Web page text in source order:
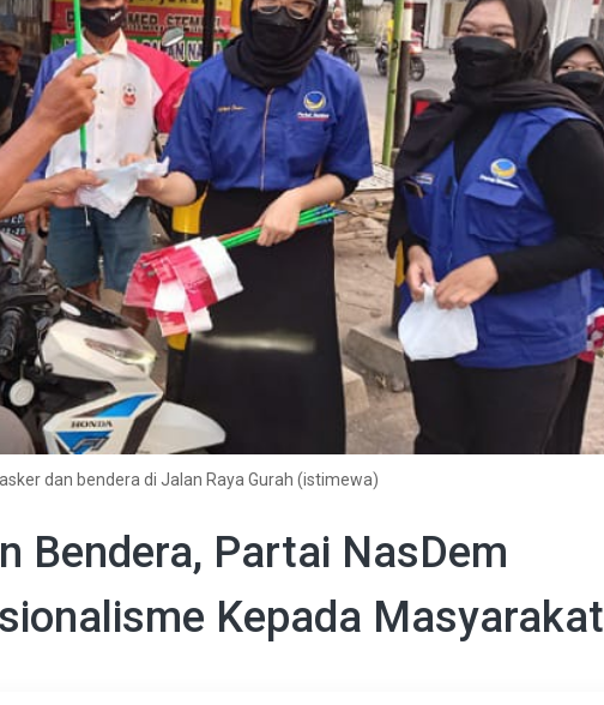
dan bendera di Jalan Raya Gurah (istimewa)
Bendera, Partai NasDem
Kepada Masyarakat